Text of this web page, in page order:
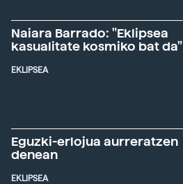
Naiara Barrado: "Eklipsea
kasualitate kosmiko bat da"
EKLIPSEA
Eguzki-erlojua aurreratzen
denean
EKLIPSEA